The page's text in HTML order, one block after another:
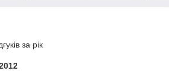
за рік